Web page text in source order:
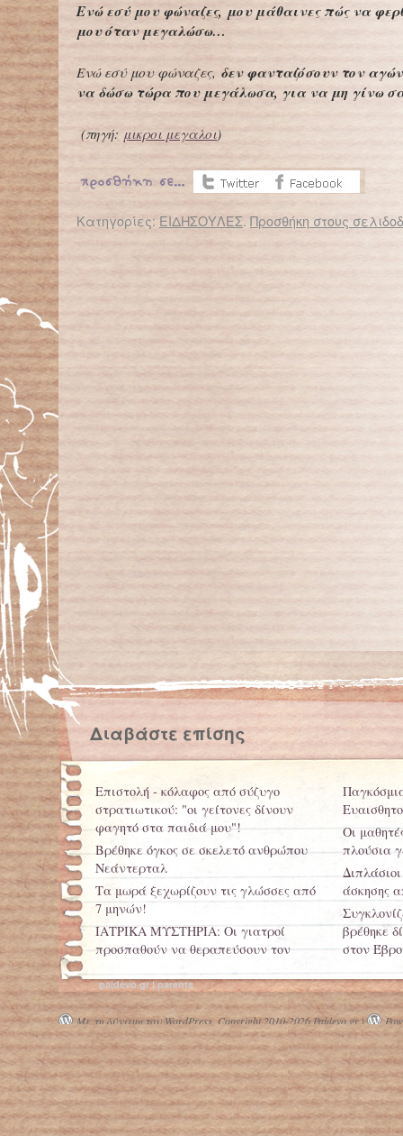
Ενώ εσύ μου φώναζες, μου μάθαινες πώς να
μου όταν μεγαλώσω…
Ενώ εσύ μου φώναζες, δεν φανταζόσουν τον
να δώσω τώρα που μεγάλωσα, για να μη γίνω
(πηγή: μικροι μεγαλοι)
Κατηγορίες: ΕΙΔΗΣΟΥΛΕΣ. Προσθήκη στους
Διαβάστε επίσης
Επιστολή - κόλαφος από σύζυγο
στρατιωτικού: "οι γείτονες δίνουν
φαγητό στα παιδιά μου"!
Βρέθηκε όγκος σε σκελετό ανθρώπου
Νεάντερταλ
Τα μωρά ξεχωρίζουν τις γλώσσες από
7 μηνών!
ΙΑΤΡΙΚΑ ΜΥΣΤΗΡΙΑ: Οι γιατροί
προσπαθούν να θεραπεύσουν τον
Νανοτέστ σε "τσιπάκι" βλέπει τον
παιδικό διαβήτη
Οι
πλούσια
άσκησης
βρέθηκε
στον
χέρι του
στον
paidevo.gr | parents
Με τη δύναμη του WordPress. Copyright 2010-2026 Paidevo.gr |